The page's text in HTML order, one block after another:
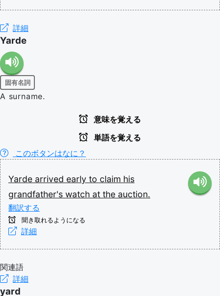
詳細
Yarde
固有名詞
A surname.
意味を覚える
単語を覚える
このボタンはなに？
Yarde arrived early to claim his
grandfather's watch at the auction.
翻訳する
聞き取れるようになる
詳細
関連語
詳細
yard